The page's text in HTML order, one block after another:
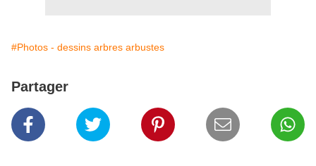
#Photos - dessins arbres arbustes
Partager